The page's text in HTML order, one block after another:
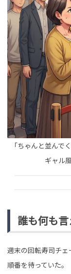
夫
護
SNS
【
し
そ
SNS
堀
バ
「ちゃんと並んで
ギャル
誰も何も
週末の回転寿司チェ
順番を待っていた。